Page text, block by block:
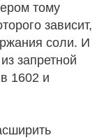
тому
зависит,
соли. И
запретной
1602 и